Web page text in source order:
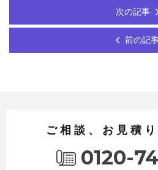
次の記事
前の記
ご相談、お見積
0120-